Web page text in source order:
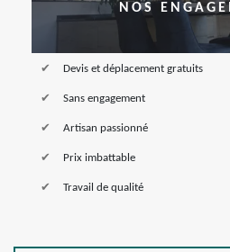
NOS
Devis et déplacement gratuits
Sans engagement
Artisan passionné
Prix imbattable
Travail de qualité